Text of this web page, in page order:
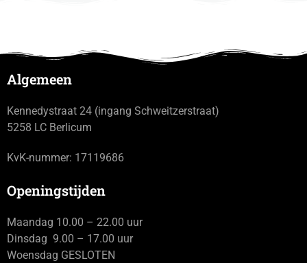
Algemeen
Kennedystraat 24 (ingang Schweitzerstraat)
5258 LC Berlicum
KvK-nummer: 17119686
Openingstijden
Maandag 10.00 – 22.00 uur
Dinsdag 9.00 – 17.00 uur
Woensdag GESLOTEN